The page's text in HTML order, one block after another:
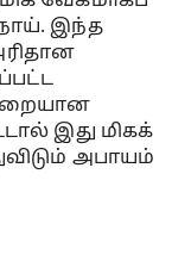
இந்த
இது மிகக்
அபாயம்